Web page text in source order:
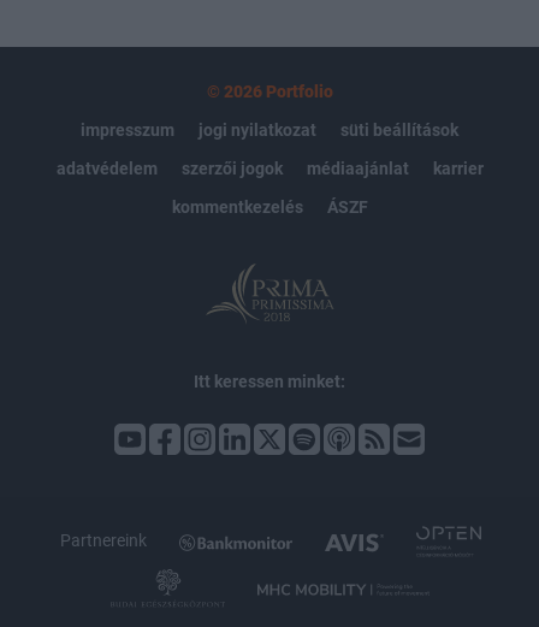
© 2026 Portfolio
impresszum
jogi nyilatkozat
süti beállítások
adatvédelem
szerzői jogok médiaajánlat
karrier
kommentkezelés
ÁSZF
Itt keressen minket:
Partnereink